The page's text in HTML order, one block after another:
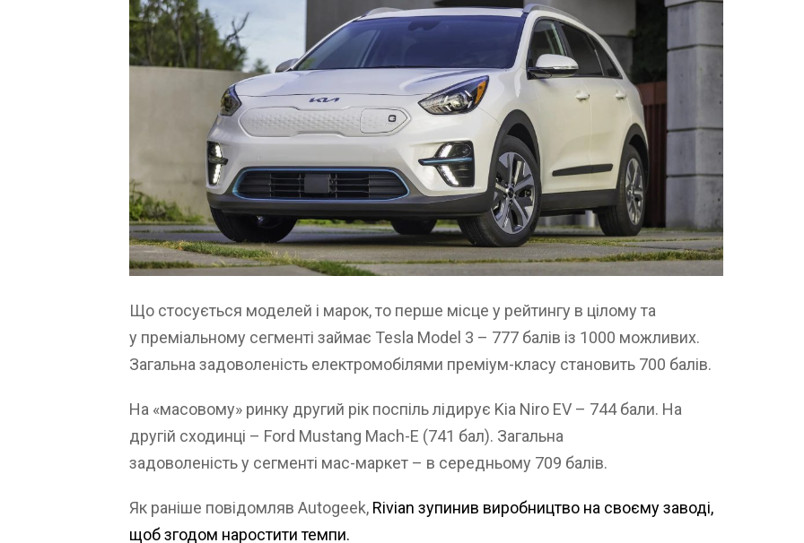
Що стосується моделей і марок, то перше місце у рейтингу в цілому та
у преміальному сегменті займає Tesla Model 3 – 777 балів із 1000 можливих.
Загальна задоволеність електромобілями преміум-класу становить 700 балів.
На «масовому» ринку другий рік поспіль лідирує Kia Niro EV – 744 бали. На
другій сходинці – Ford Mustang Mach-E (741 бал). Загальна
задоволеність у сегменті мас-маркет – в середньому 709 балів.
Як раніше повідомляв Autogeek, Rivian зупинив виробництво на своєму заводі,
щоб згодом наростити темпи.